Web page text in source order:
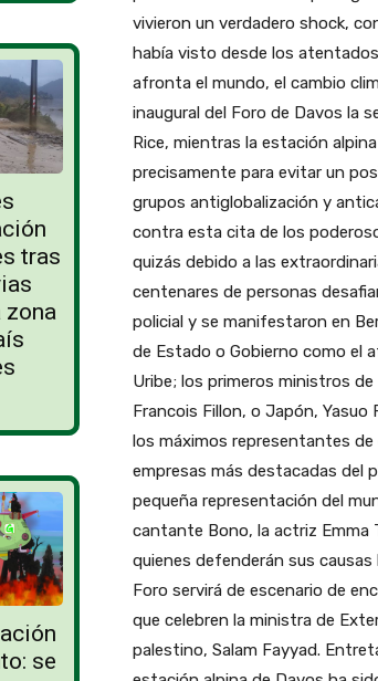
tras
zona
se
vivieron un verdadero shock,
había visto desde los
afronta el mundo, el cambio
inaugural del Foro de Davos la
Rice, mientras la estación
precisamente para evitar un
grupos antiglobalización y
contra esta cita de los
quizás debido a las
centenares de personas
policial y se manifestaron en
de Estado o Gobierno como el
Uribe; los primeros ministros
Francois Fillon, o Japón,
los máximos representantes
empresas más destacadas del
pequeña representación del
cantante Bono, la actriz Emma
quienes defenderán sus
Foro servirá de escenario de
que celebren la ministra de
palestino, Salam Fayyad.